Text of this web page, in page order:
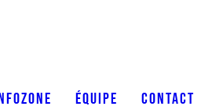
ÉQUIPE CONTACT